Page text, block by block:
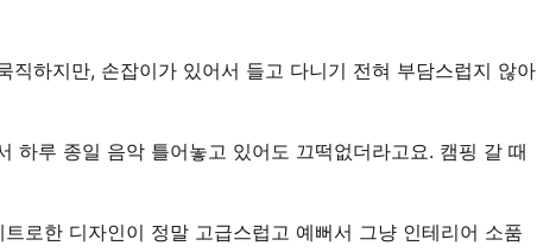
직하지만, 손잡이가 있어서 들고 다니기 전혀 부담스럽지 않아
하루 종일 음악 틀어놓고 있어도 끄떡없더라고요. 캠핑 갈 때
로한 디자인이 정말 고급스럽고 예뻐서 그냥 인테리어 소품